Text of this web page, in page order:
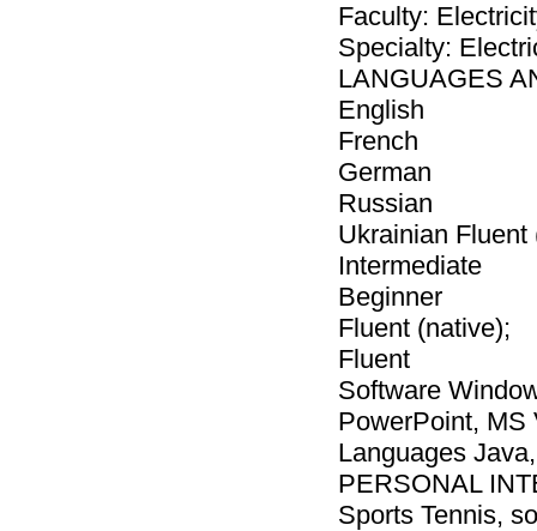
Faculty:
Specialty:
LANGUAGES
English
French
German
Russian
Ukrainian
Intermediate
Beginner
Fluent (native);
Fluent
Software
PowerPoint, MS
Languages
PERSONAL
Sports Tennis,